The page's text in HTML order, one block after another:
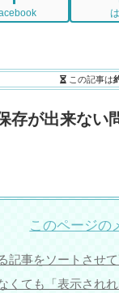
この記事は
が出来ない
このページの
記事をソートさせ
くても「表示され